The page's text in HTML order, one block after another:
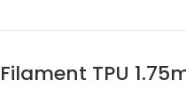
Filament TPU